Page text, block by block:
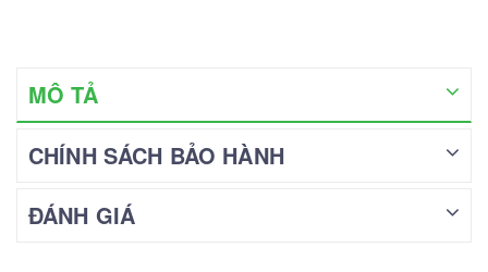
MÔ TẢ
CHÍNH SÁCH BẢO HÀNH
ĐÁNH GIÁ